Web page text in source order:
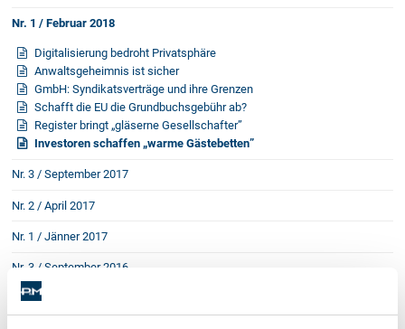
Nr. 1 / Februar 2018
Digitalisierung bedroht Privatsphäre
Anwaltsgeheimnis ist sicher
GmbH: Syndikatsverträge und ihre Grenzen
Schafft die EU die Grundbuchsgebühr ab?
Register bringt „gläserne Gesellschafter”
Investoren schaffen „warme Gästebetten”
Nr. 3 / September 2017
Nr. 2 / April 2017
Nr. 1 / Jänner 2017
Nr. 3 / September 2016
Nr. 2 / Mai 2016